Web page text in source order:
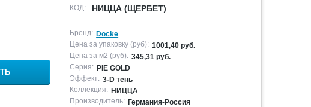
КОД: НИЦЦА (ЩЕРБЕТ)
Бренд: Docke
Цена за упаковку (руб): 1001,40 руб.
Цена за м2 (руб): 345,31 руб.
Серия: PIE GOLD
Эффект: 3-D тень
Коллекция: НИЦЦА
Производитель: Германия-Россия